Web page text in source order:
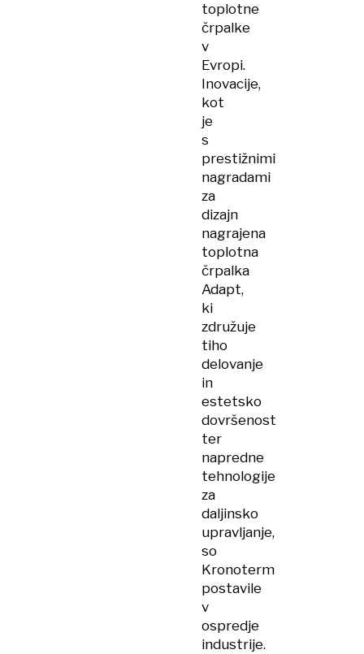
toplotne
črpalke
v
Evropi.
Inovacije,
kot
je
s
prestižnimi
nagradami
za
dizajn
nagrajena
toplotna
črpalka
Adapt,
ki
združuje
tiho
delovanje
in
estetsko
dovršenost
ter
napredne
tehnologije
za
daljinsko
upravljanje,
so
Kronoterm
postavile
v
ospredje
industrije.